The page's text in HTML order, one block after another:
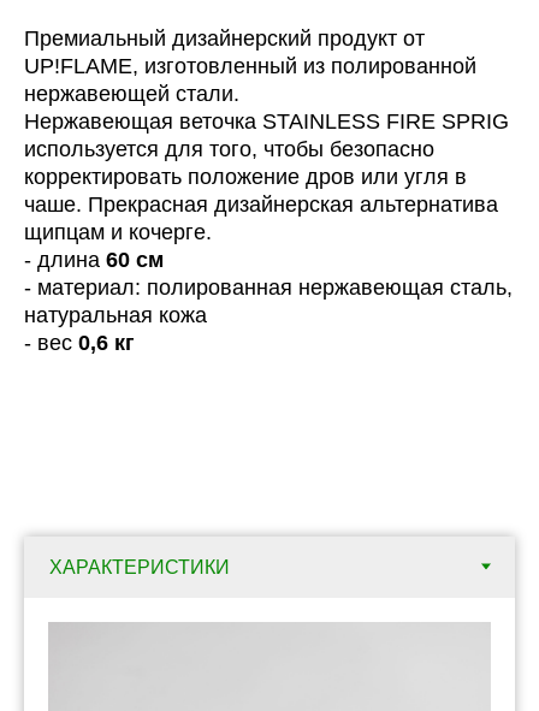
Премиальный дизайнерский продукт от
UP!FLAME, изготовленный из полированной
нержавеющей стали.
Нержавеющая веточка STAINLESS FIRE SPRIG
используется для того, чтобы безопасно
корректировать положение дров или угля в
чаше. Прекрасная дизайнерская альтернатива
щипцам и кочерге.
- длина 60 см
- материал: полированная нержавеющая сталь,
натуральная кожа
- вес 0,6 кг